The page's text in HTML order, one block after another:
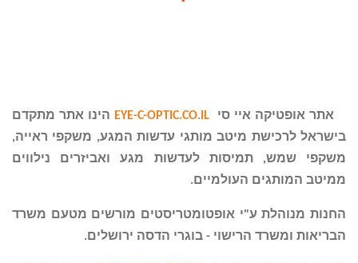
אתר אופטיקה איי סי EYE-C-OPTIC.CO.IL הינו אתר מתקדם
בישראל לרכישת מיטב מותגי עדשות המגע, משקפי ראייה,
משקפי שמש, תמיסות לעדשות מגע ואביזרים נילווים
ממיטב המותגים העולמיים.
החנות מנוהלת ע"י אופטומטריסטים מורשים מטעם משרד
הבריאות ומשרד הרישוי - בוגרי הדסה ירושלים.